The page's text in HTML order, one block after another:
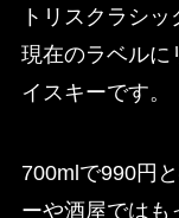
トリスクラシ
現在のラベルに
イスキーです。
700mlで990円
ーや酒屋ではも